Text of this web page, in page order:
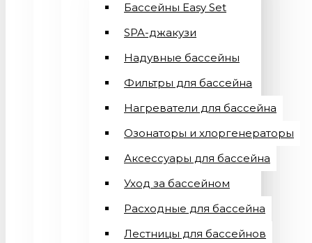
Бассейны Easy Set
SPA-джакузи
Надувные бассейны
Фильтры для бассейна
Нагреватели для бассейна
Озонаторы и хлоргенераторы
Аксессуары для бассейна
Уход за бассейном
Расходные для бассейна
Лестницы для бассейнов